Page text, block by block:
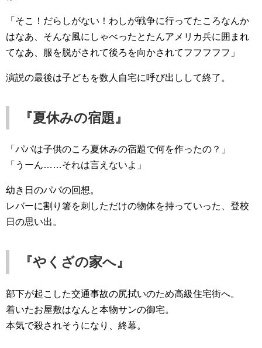
「そこ！だらしがない！わしが戦争に行ってたころなんか
はなあ、そんな風にしゃべったとたんアメリカ兵に囲まれ
てなあ、服を脱がされて後ろを向かされてフフフフフ」
演説の最後は子どもを数人自宅に呼び出しして終了。
『夏休みの宿題』
「パパは子供のころ夏休みの宿題で何を作ったの？」
「うーん……それは言えないよ」
幼き日のパパの回想。
レバーに割り箸を刺しただけの物体を持っていった、登校
日の思い出。
『やくざの家へ』
部下が起こした交通事故の尻拭いのため高級住宅街へ。
着いたお屋敷はなんと本物サンの御宅。
本気で殺されそうになり、終幕。